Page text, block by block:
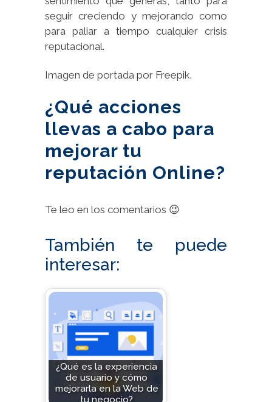
seguir creciendo y mejorando como
para paliar a tiempo cualquier crisis
reputacional.
Imagen de portada por Freepik.
¿Qué acciones
llevas a cabo para
mejorar tu
reputación Online?
Te leo en los comentarios 😉
También te puede
interesar:
¿Qué es la experiencia
de usuario y cómo
mejorarla en la Web de
tu negocio?